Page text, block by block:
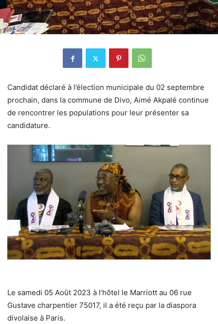
Candidat déclaré à l’élection municipale du 02 septembre
prochain, dans la commune de Divo, Aimé Akpalé continue
de rencontrer les populations pour leur présenter sa
candidature.
Le samedi 05 Août 2023 à l’hôtel le Marriott au 06 rue
Gustave charpentier 75017, il a été reçu par la diaspora
divolaise à Paris.